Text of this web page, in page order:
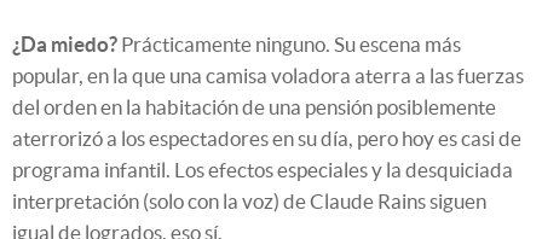
¿Da miedo? Prácticamente ninguno. Su escena más
popular, en la que una camisa voladora aterra a las fuerzas
del orden en la habitación de una pensión posiblemente
aterrorizó a los espectadores en su día, pero hoy es casi de
programa infantil. Los efectos especiales y la desquiciada
interpretación (solo con la voz) de Claude Rains siguen
igual de logrados, eso sí.